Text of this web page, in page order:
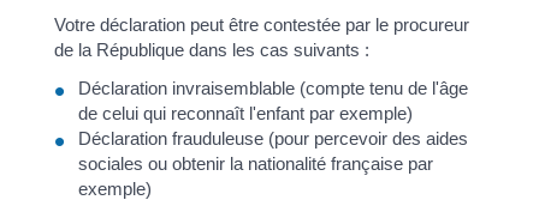
Votre déclaration peut être contestée par le procureur
de la République dans les cas suivants :
Déclaration invraisemblable (compte tenu de l'âge
de celui qui reconnaît l'enfant par exemple)
Déclaration frauduleuse (pour percevoir des aides
sociales ou obtenir la nationalité française par
exemple)